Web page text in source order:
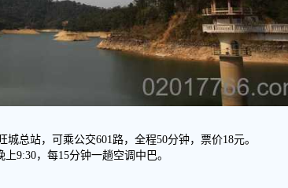
城总站，可乘公交601路，全程50分钟，票价18元。
上9:30，每15分钟一趟空调中巴。